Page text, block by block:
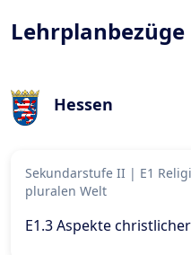
Lehrplanbezüge
Hessen
Sekundarstufe II | E1
pluralen Welt
E1.3 Aspekte